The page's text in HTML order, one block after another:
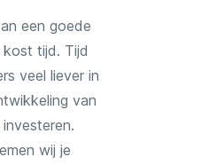
een goede
tijd. Tijd
veel liever in
van
wij je